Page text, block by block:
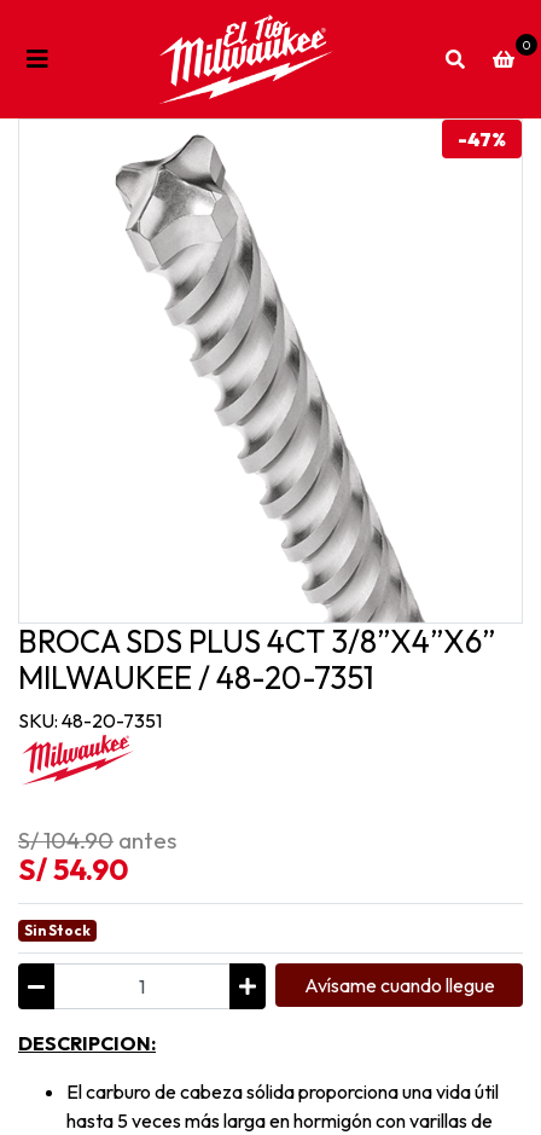
0
-47%
BROCA SDS PLUS 4CT 3/8”X4”X6”
MILWAUKEE / 48-20-7351
SKU: 48-20-7351
S/ 104.90 antes
S/ 54.90
Sin Stock
Avísame cuando llegue
DESCRIPCION:
El carburo de cabeza sólida proporciona una vida útil
hasta 5 veces más larga en hormigón con varillas de